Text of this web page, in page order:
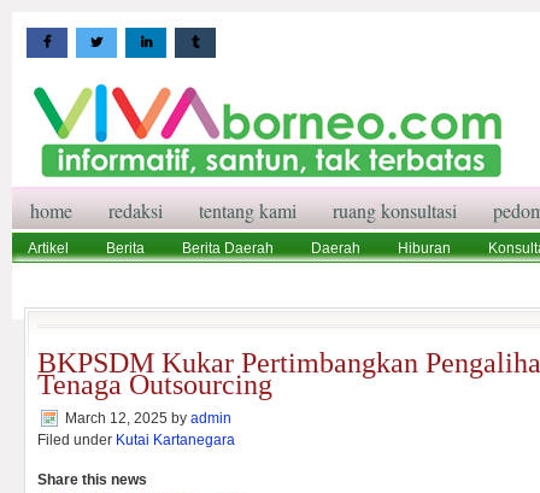
home redaksi tentang kami ruang konsultasi
Artikel Berita Berita Daerah Daerah Hiburan
BKPSDM Kukar Pertimbangkan
Tenaga Outsourcing
March 12, 2025 by admin
Filed under Kutai Kartanegara
Share this news